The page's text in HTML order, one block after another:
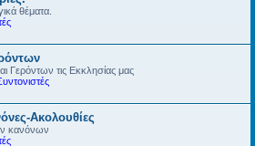
θέματα.
Γερόντων τις Εκκλησίας μας
Ακολουθίες
κανόνων